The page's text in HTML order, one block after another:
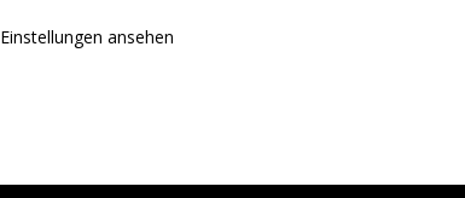
Einstellungen ansehen